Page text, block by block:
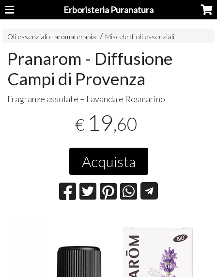
Erboristeria Puranatura
Oli essenziali e aromaterapia Miscele di oli essenziali
Pranarom - Diffusione
Campi di Provenza
Fragranze assolate – Lavanda e Rosmarino
€ 19,60
Acquista